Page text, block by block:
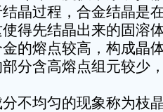
晶过程，合金结晶是
得先结晶出来的固溶
的熔点较高，构成晶
分含高熔点组元较少
不均匀的现象称为枝